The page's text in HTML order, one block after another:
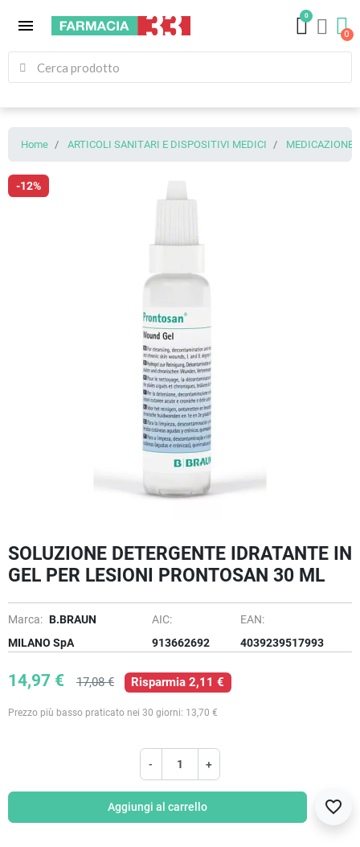
menu
0
Home ARTICOLI SANITARI E DISPOSITIVI MEDICI MEDICAZIONE
-12%
SOLUZIONE DETERGENTE IDRATANTE IN
GEL PER LESIONI PRONTOSAN 30 ML
Marca: B.BRAUN
MILANO SpA
AIC:
913662692
EAN:
4039239517993
14,97 € 17,08 € Risparmia 2,11 €
Prezzo più basso praticato nei 30 giorni: 13,70 €
- +
Aggiungi al carrello favorite_border